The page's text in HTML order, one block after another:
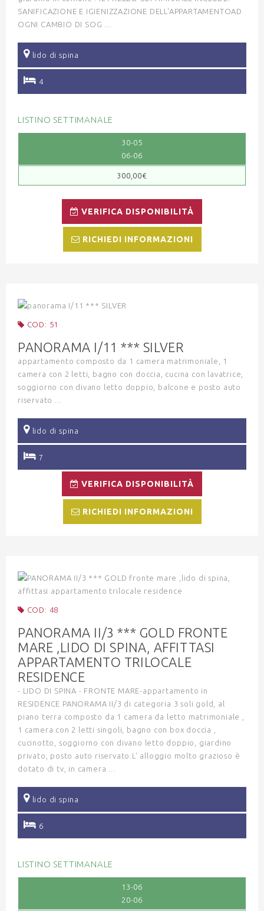
SANIFICAZIONE E IGIENIZZAZIONE DELL'APPARTAMENTOAD
OGNI CAMBIO DI SOG ...
lido di spina
4
LISTINO SETTIMANALE
30-05
06-06
300,00€
VERIFICA DISPONIBILITÀ
RICHIEDI INFORMAZIONI
COD: 51
PANORAMA I/11 *** SILVER
appartamento composto da 1 camera matrimoniale, 1
camera con 2 letti, bagno con doccia, cucina con lavatrice,
soggiorno con divano letto doppio, balcone e posto auto
riservato ...
lido di spina
7
VERIFICA DISPONIBILITÀ
RICHIEDI INFORMAZIONI
COD: 48
PANORAMA II/3 *** GOLD FRONTE
MARE ,LIDO DI SPINA, AFFITTASI
APPARTAMENTO TRILOCALE
RESIDENCE
- LIDO DI SPINA - FRONTE MARE-appartamento in
RESIDENCE PANORAMA II/3 di categoria 3 soli gold, al
piano terra composto da 1 camera da letto matrimoniale ,
1 camera con 2 letti singoli, bagno con box doccia ,
cucinotto, soggiorno con divano letto doppio, giardino
privato, posto auto riservato.L' alloggio molto grazioso è
dotato di tv, in camera ...
lido di spina
6
LISTINO SETTIMANALE
13-06
20-06